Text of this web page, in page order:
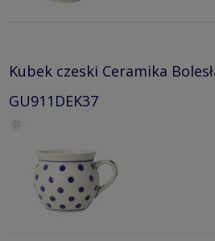
Kubek czeski Ceramika
GU911DEK37